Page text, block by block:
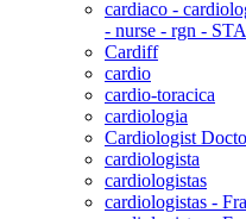
cardiaco -
- nurse - rgn -
Cardiff
cardio
cardio-toracica
cardiologia
Cardiologist
cardiologista
cardiologistas
cardiologistas -